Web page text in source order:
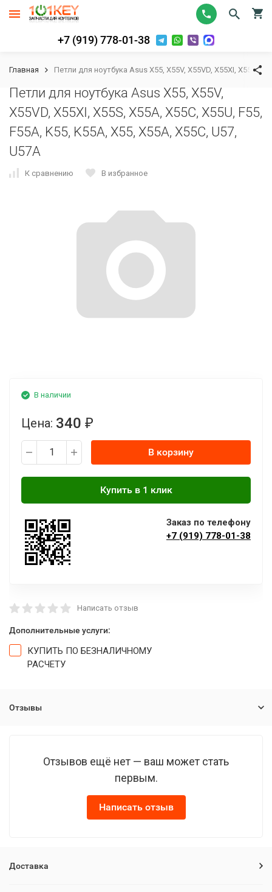
+7 (919) 778-01-38
Главная Петли для ноутбука Asus X55, X55V, X55VD, X55XI, X55S,
Петли для ноутбука Asus X55, X55V,
X55VD, X55XI, X55S, X55A, X55C, X55U, F55,
F55A, K55, K55A, X55, X55A, X55C, U57,
U57A
К сравнению В избранное
В наличии
Цена: 340 ₽
В корзину
Заказ по телефону
+7 (919) 778-01-38
Написать отзыв
Дополнительные услуги:
КУПИТЬ ПО БЕЗНАЛИЧНОМУ
РАСЧЕТУ
Отзывы
Отзывов ещё нет — ваш может стать
первым.
Написать отзыв
Доставка